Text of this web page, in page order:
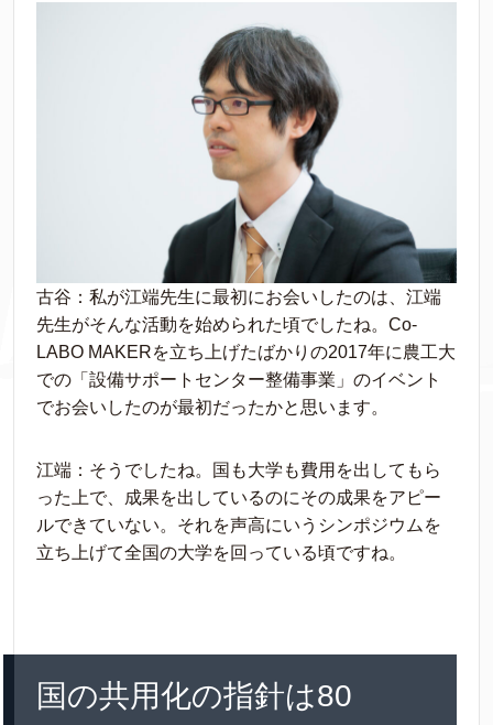
古谷：私が江端先生に最初にお会いしたのは、江端
先生がそんな活動を始められた頃でしたね。Co-
LABO MAKERを立ち上げたばかりの2017年に農工大
での「設備サポートセンター整備事業」のイベント
でお会いしたのが最初だったかと思います。
江端：そうでしたね。国も大学も費用を出してもら
った上で、成果を出しているのにその成果をアピー
ルできていない。それを声高にいうシンポジウムを
立ち上げて全国の大学を回っている頃ですね。
国の共用化の指針は80